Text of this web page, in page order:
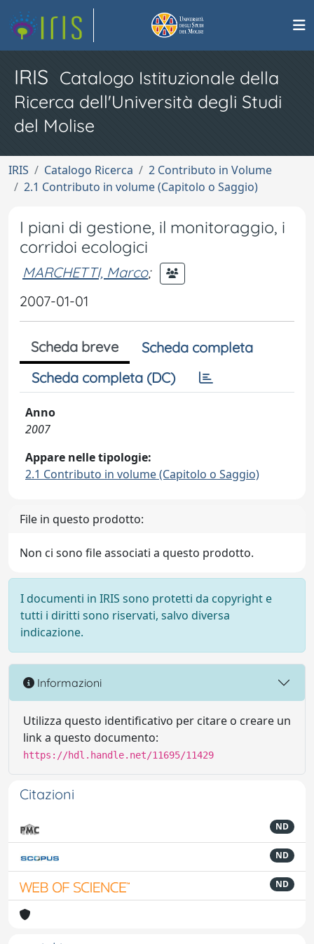
IRIS Catalogo Istituzionale della
Ricerca dell'Università degli Studi
del Molise
IRIS Catalogo Ricerca
2 Contributo in Volume
2.1 Contributo in volume (Capitolo o Saggio)
I piani di gestione, il monitoraggio, i
corridoi ecologici
MARCHETTI, Marco;
2007-01-01
Scheda breve
Scheda completa
Scheda completa (DC)
Anno
2007
Appare nelle tipologie:
2.1 Contributo in volume (Capitolo o Saggio)
File in questo prodotto:
Non ci sono file associati a questo prodotto.
I documenti in IRIS sono protetti da copyright e
tutti i diritti sono riservati, salvo diversa
indicazione.
Informazioni
Utilizza questo identificativo per citare o creare un
link a questo documento:
https://hdl.handle.net/11695/11429
Citazioni
ND
ND
ND